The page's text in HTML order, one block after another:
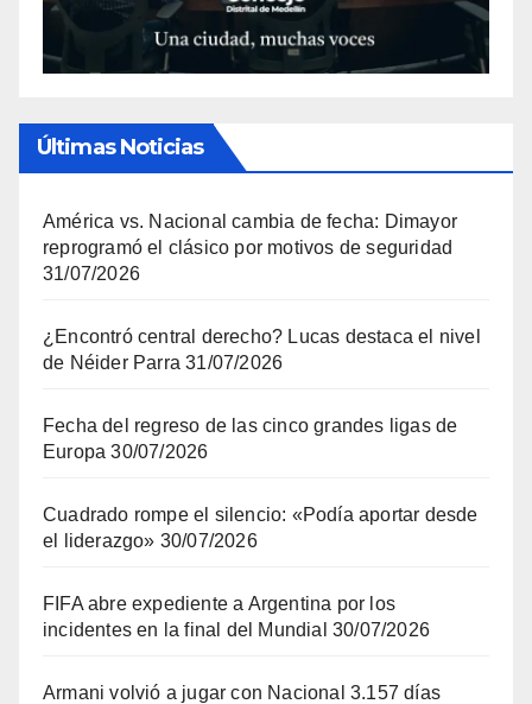
Últimas Noticias
América vs. Nacional cambia de fecha: Dimayor
reprogramó el clásico por motivos de seguridad
31/07/2026
¿Encontró central derecho? Lucas destaca el nivel
de Néider Parra 31/07/2026
Fecha del regreso de las cinco grandes ligas de
Europa 30/07/2026
Cuadrado rompe el silencio: «Podía aportar desde
el liderazgo» 30/07/2026
FIFA abre expediente a Argentina por los
incidentes en la final del Mundial 30/07/2026
Armani volvió a jugar con Nacional 3.157 días